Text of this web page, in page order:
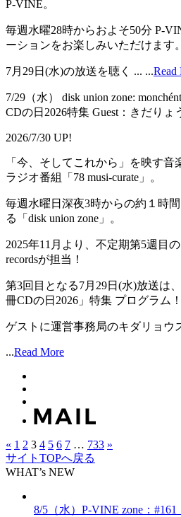
P-VINE。
毎週水曜28時からおよそ50分 P-
ーションをお楽しみいただけます。
7月29日(水)の放送を聴く ... ...Read
7/29（水） disk union zone:
CDの日2026特集 Guest：きだりょ
2026/7/30 UP!
「今、そしてこれから」を映す
ラジオ番組「78 musi-curate」。
毎週水曜日深夜3時からの約１時
る「disk union zone」。
2025年11月より、不定期第5週目
recordsが担当！
第3回目となる7月29日(水)放送は
冊CDの日2026」特集 プログラム！
ゲストに運営事務局のキダリョウ
...Read More
« 1 2 3 4 5 6 7 … 733 »
サイトTOPへ戻る
WHAT’s NEW
8/5（水）P-VINE zone：